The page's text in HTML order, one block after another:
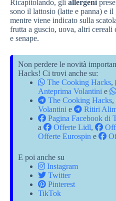
Ricapitolando, gli allergeni
sono il lattosio (latte e panna) e
mentre viene indicato sulla
frutta a guscio, uova, altri cereali
e senape.
Non perdere le novità
Hacks! Ci trovi anche su:
The Cooking Hacks,
Anteprima Volantini e
The Cooking Hacks,
Volantini e
Ritiri
Pagina Facebook di
a
Offerte Lidl,
Offerte Eurospin e
E poi anche su
Instagram
Twitter
Pinterest
TikTok